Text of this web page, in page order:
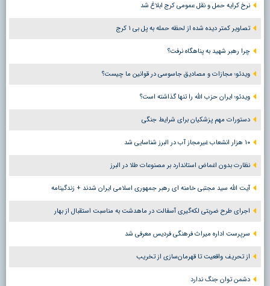
نرخ کرایه حمل و نقل عمومی کرج ابلاغ شد
تصاویر کمتر دیده شده از لحظه حمله به پل بی ۱ کرج
چرا رهبر شهید به پناهگاه نرفت؟
ویدئو؛ مجازات و مصادیق جاسوسی در قوانین ما چیست؟
ویدئو؛ ایران حزب الله را تنها گذاشته است؟
دستورات مهم پزشکیان برای شرایط جنگی
۱۰ هزار انشعاب غیرمجاز آب در البرز شناسایی شد
نظارت بدون اغماض استاندارد بر مصنوعات طلا در البرز
آیت الله سید مجتبی خامنه ای رهبر جمهوری اسلامی ایران شدند + زندگینامه
اجرای طرح ضربتی لکه‌گیری آسفالت در ماهدشت به مناسبت استقبال از بهار
سرپرست اداره میراث فرهنگی فردیس معرفی شد
از تحریف واقعیت تا قهرمان‌سازی از تخریب
دشمن توان جنگ ندارد